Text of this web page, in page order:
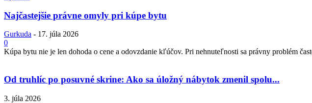
Najčastejšie právne omyly pri kúpe bytu
Gurkuda - 17. júla 2026
0
Kúpa bytu nie je len dohoda o cene a odovzdanie kľúčov. Pri nehnuteľnosti sa právny problém
Od truhlíc po posuvné skrine: Ako sa úložný nábytok zmenil spolu...
3. júla 2026